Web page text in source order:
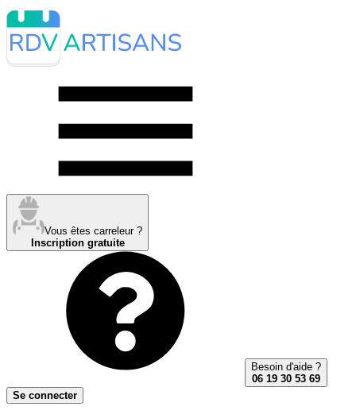
Vous êtes carreleur ?
Inscription gratuite
Besoin d'aide ?
06 19 30 53 69
Se connecter